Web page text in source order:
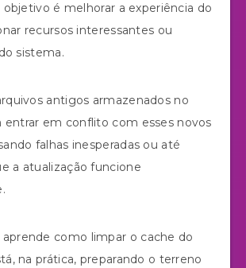
objetivo é melhorar a experiência do
recursos interessantes ou
sistema.
antigos armazenados no
entrar em conflito com esses novos
falhas inesperadas ou até
a atualização funcione
como limpar o cache do
na prática, preparando o terreno